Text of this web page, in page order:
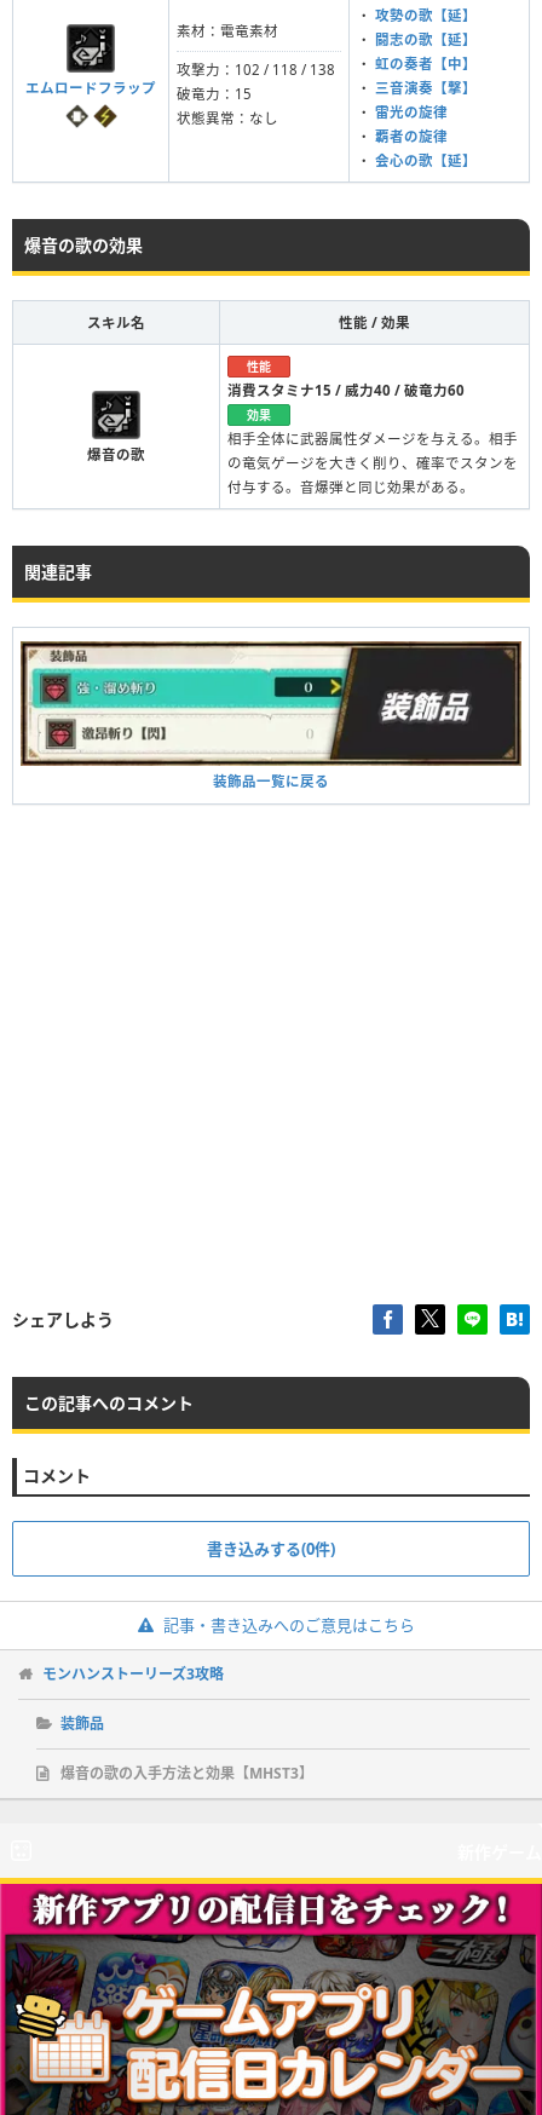
エムロードフラップ
素材：電竜素材
攻撃力：102 / 118 / 138
破竜力：15
状態異常：なし
・ 攻勢の歌【延】
・
闘志の歌【延】
・ 虹の奏者【中】
・ 三音演奏【撃】
・ 雷光の旋律
・ 覇者の旋律
・ 会心の歌【延】
爆音の歌の効果
スキル名 性能 / 効果
爆音の歌
性能
消費スタミナ15 / 威力40 / 破竜力60
効果
相手全体に武器属性ダメージを与える。相手
の竜気ゲージを大きく削り、確率でスタンを
付与する。音爆弾と同じ効果がある。
関連記事
装飾品一覧に戻る
シェアしよう
この記事へのコメント
コメント
書き込みする(0件)
記事・書き込みへのご意見はこちら
モンハンストーリーズ3攻略
装飾品
爆音の歌の入手方法と効果【MHST3】